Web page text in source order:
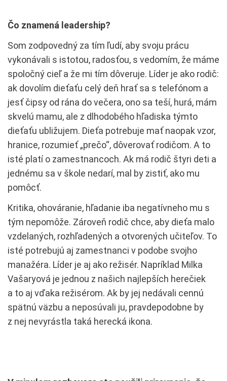
Čo znamená leadership?
Som zodpovedný za tím ľudí, aby svoju prácu
vykonávali s istotou, radosťou, s vedomím, že máme
spoločný cieľ a že mi tím dôveruje. Líder je ako rodič:
ak dovolím dieťaťu celý deň hrať sa s telefónom a
jesť čipsy od rána do večera, ono sa teší, hurá, mám
skvelú mamu, ale z dlhodobého hľadiska týmto
dieťaťu ubližujem. Dieťa potrebuje mať naopak vzor,
hranice, rozumieť „prečo“, dôverovať rodičom. A to
isté platí o zamestnancoch. Ak má rodič štyri deti a
jednému sa v škole nedarí, mal by zistiť, ako mu
pomôcť.
Kritika, ohováranie, hľadanie iba negatívneho mu s
tým nepomôže. Zároveň rodič chce, aby dieťa malo
vzdelaných, rozhľadených a otvorených učiteľov. To
isté potrebujú aj zamestnanci v podobe svojho
manažéra. Líder je aj ako režisér. Napríklad Milka
Vašaryová je jednou z našich najlepších herečiek
a to aj vďaka režisérom. Ak by jej nedávali cennú
spätnú väzbu a neposúvali ju, pravdepodobne by
z nej nevyrástla taká herecká ikona.